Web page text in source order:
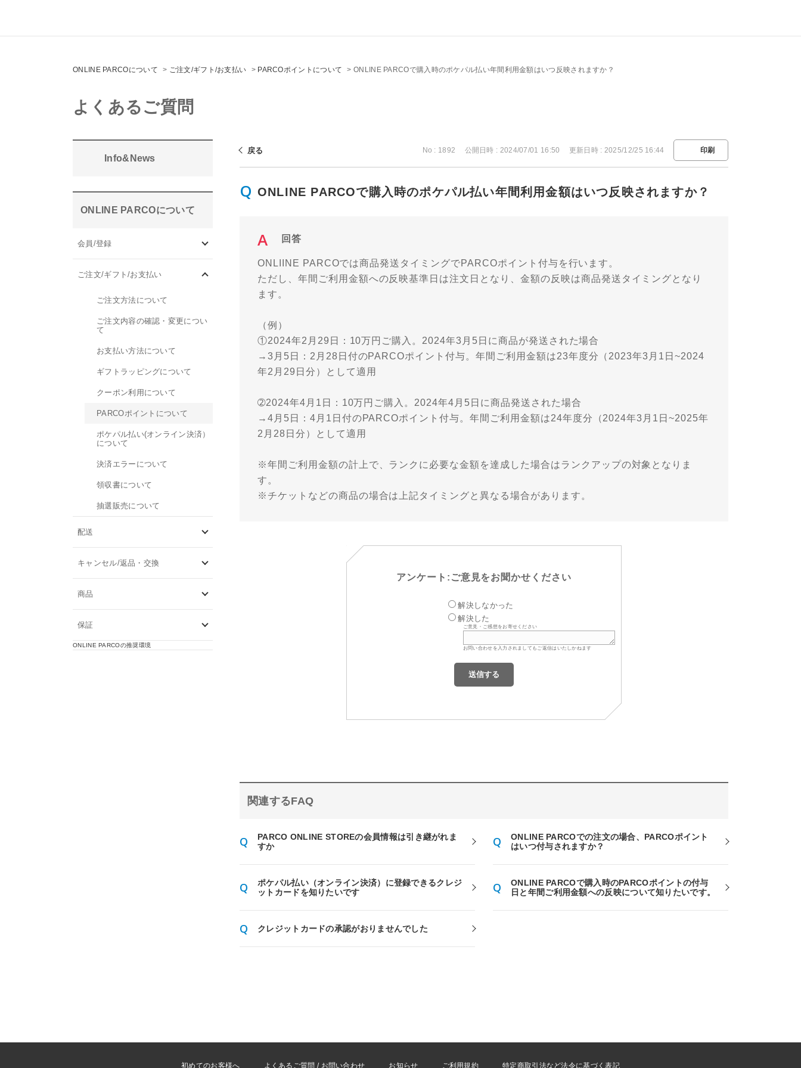
ONLINE PARCOについて > ご注文/ギフト/お支払い > PARCOポイントについて >ONLINE PARCOで購入時のポケパル払い年間利用金額はいつ反映されますか？
よくあるご質問
Info&News
ONLINE PARCOについて
会員/登録
ご注文/ギフト/お支払い
ご注文方法について
ご注文内容の確認・変更につい
て
お支払い方法について
ギフトラッピングについて
クーポン利用について
PARCOポイントについて
ポケパル払い(オンライン決済）
について
決済エラーについて
領収書について
抽選販売について
配送
キャンセル/返品・交換
商品
保証
ONLINE PARCOの推奨環境
戻る No : 1892 公開日時 : 2024/07/01 16:50 更新日時 : 2025/12/25 16:44 印刷
ONLINE PARCOで購入時のポケパル払い年間利用金額はいつ反映されますか？
回答
ONLIINE PARCOでは商品発送タイミングでPARCOポイント付与を行います。
ただし、年間ご利用金額への反映基準日は注文日となり、金額の反映は商品発送タイミングとなり
ます。
（例） ​​​​​​
①2024年2月29日：10万円ご購入。2024年3月5日に商品が発送された場合
→3月5日：2月28日付のPARCOポイント付与。年間ご利用金額は23年度分（2023年3月1日~2024
年2月29日分）として適用
➁2024年4月1日：10万円ご購入。2024年4月5日に商品発送された場合
→4月5日：4月1日付のPARCOポイント付与。年間ご利用金額は24年度分（2024年3月1日~2025年
2月28日分）として適用
※年間ご利用金額の計上で、ランクに必要な金額を達成した場合はランクアップの対象となりま
す。
※チケットなどの商品の場合は上記タイミングと異なる場合があります。
アンケート:ご意見をお聞かせください
解決しなかった
解決した
ご意見・ご感想をお寄せください
お問い合わせを入力されましてもご返信はいたしかねます
関連するFAQ
PARCO ONLINE STOREの会員情報は引き継がれま
すか
ONLINE PARCOでの注文の場合、PARCOポイント
はいつ付与されますか？
ポケパル払い（オンライン決済）に登録できるクレジ
ットカードを知りたいです
ONLINE PARCOで購入時のPARCOポイントの付与
日と年間ご利用金額への反映について知りたいです。
クレジットカードの承認がおりませんでした
初めてのお客様へ よくあるご質問 / お問い合わせ お知らせ ご利用規約 特定商取引法など法令に基づく表記